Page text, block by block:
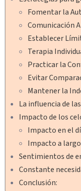
Fomentar la
Comunicación
Establecer
Terapia
Practicar la
Evitar
Mantener la
La influencia de
Impacto de los
Impacto en el
Impacto a
Sentimientos de
Constante
Conclusión: